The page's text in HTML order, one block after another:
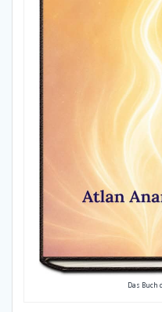
Das Buch